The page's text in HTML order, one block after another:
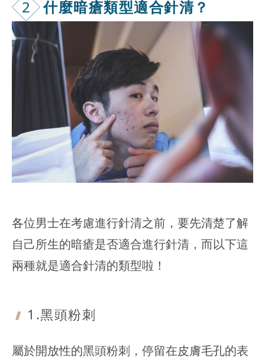
2 什麼暗瘡類型適合針清？
各位男士在考慮進行針清之前，要先清楚了解
自己所生的暗瘡是否適合進行針清，而以下這
兩種就是適合針清的類型啦！
1.黑頭粉刺
屬於開放性的黑頭粉刺，停留在皮膚毛孔的表